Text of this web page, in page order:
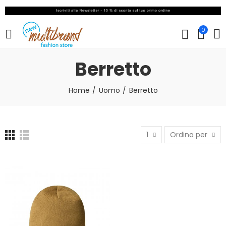
0
Berretto
Home Uomo Berretto
1 Ordina per